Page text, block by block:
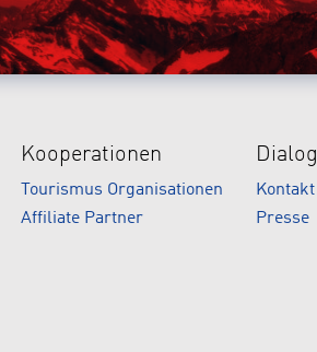
Kooperationen
Tourismus Organisationen
Affiliate Partner
Dialog
Kontakt
Presse